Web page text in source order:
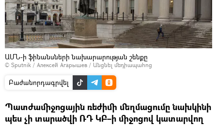
ԱՄՆ-ի ֆինանսների նախարարության շենքը
© Sputnik / Алексей Агарышев / Անցնել մեդիապահոց
Բաժանորդագրվել
Պատժամիջոցային ռեժիմի մեղմացումը նախկինի
պես չի տարածվի ՌԴ ԿԲ–ի միջոցով կատարվող